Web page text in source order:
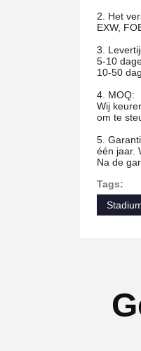
2. Het
EXW,
3.
5-10
10-50
4. MOQ:
Wij
om te
5.
één jaar.
Na de
Tags: